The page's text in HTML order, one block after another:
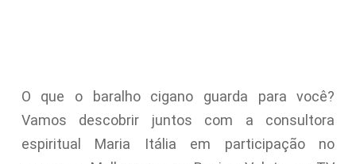
O que o baralho cigano guarda para você?
Vamos descobrir juntos com a consultora
espiritual Maria Itália em participação no